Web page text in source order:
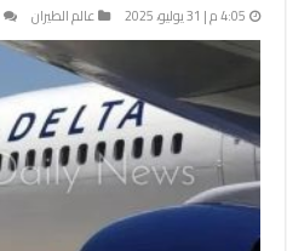
4:05 م | 31 يوليو، 2025 عالم الطيران